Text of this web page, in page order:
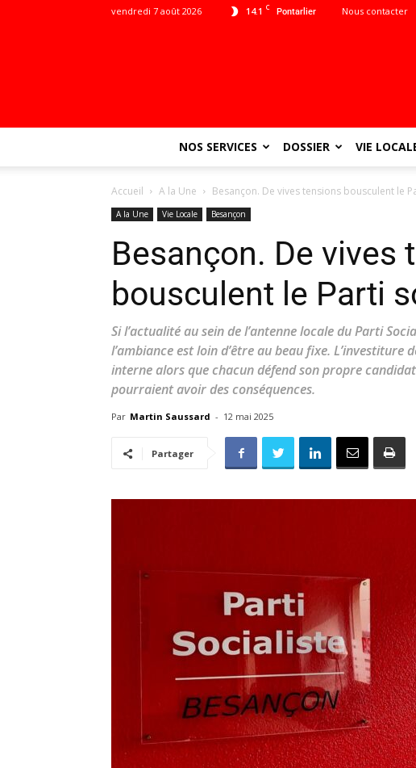
14.1 C Pontarlier
vendredi 7 août 2026 Nous contacter
NOS SERVICES DOSSIER VIE
Accueil A la Une Besançon. De vives tensions bousculent le
A la Une Vie Locale Besançon
Besançon. De vives
bousculent le Parti
Si l’actualité au sein de l’antenne locale du Parti
l’ambiance est loin d’être au beau fixe. L’investiture
interne alors que chacun défend son propre
pourraient avoir des conséquences.
Par Martin Saussard - 12 mai 2025
Partager